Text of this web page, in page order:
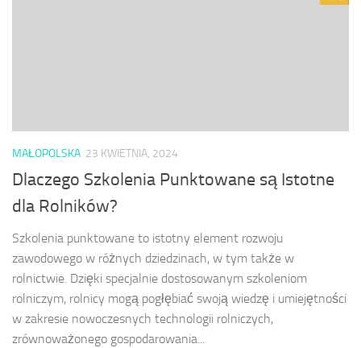
MAŁOPOLSKA 23 KWIETNIA, 2024
Dlaczego Szkolenia Punktowane są Istotne
dla Rolników?
Szkolenia punktowane to istotny element rozwoju
zawodowego w różnych dziedzinach, w tym także w
rolnictwie. Dzięki specjalnie dostosowanym szkoleniom
rolniczym, rolnicy mogą pogłębiać swoją wiedzę i umiejętności
w zakresie nowoczesnych technologii rolniczych,
zrównoważonego gospodarowania...